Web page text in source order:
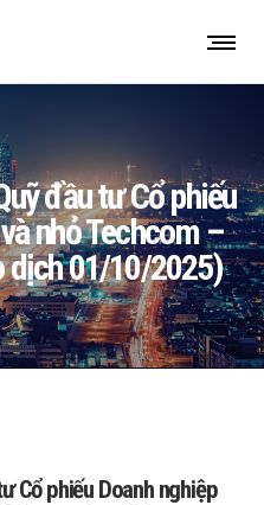
đầu tư Cổ phiếu
nhỏ Techcom –
dịch 01/10/2025)
Cổ phiếu Doanh nghiệp